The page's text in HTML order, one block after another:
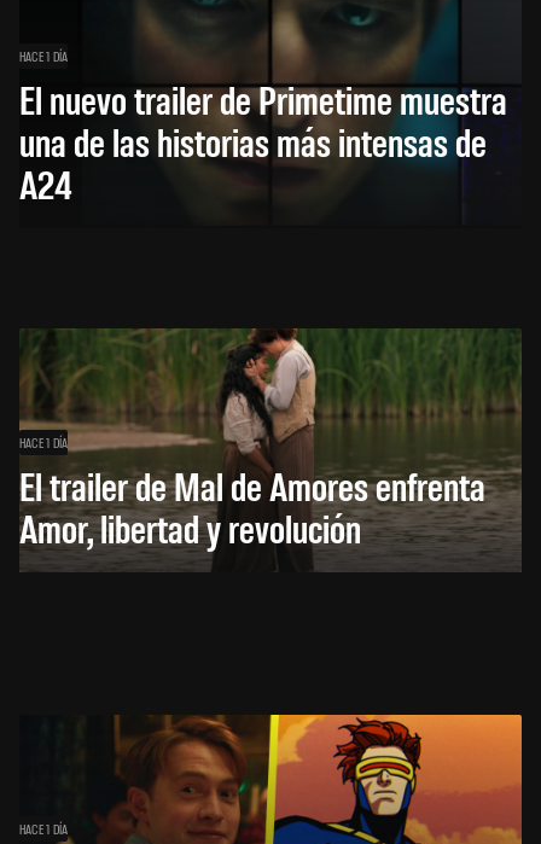
HACE 1 DÍA
El nuevo trailer de Primetime muestra
una de las historias más intensas de
A24
HACE 1 DÍA
El trailer de Mal de Amores enfrenta
Amor, libertad y revolución
HACE 1 DÍA